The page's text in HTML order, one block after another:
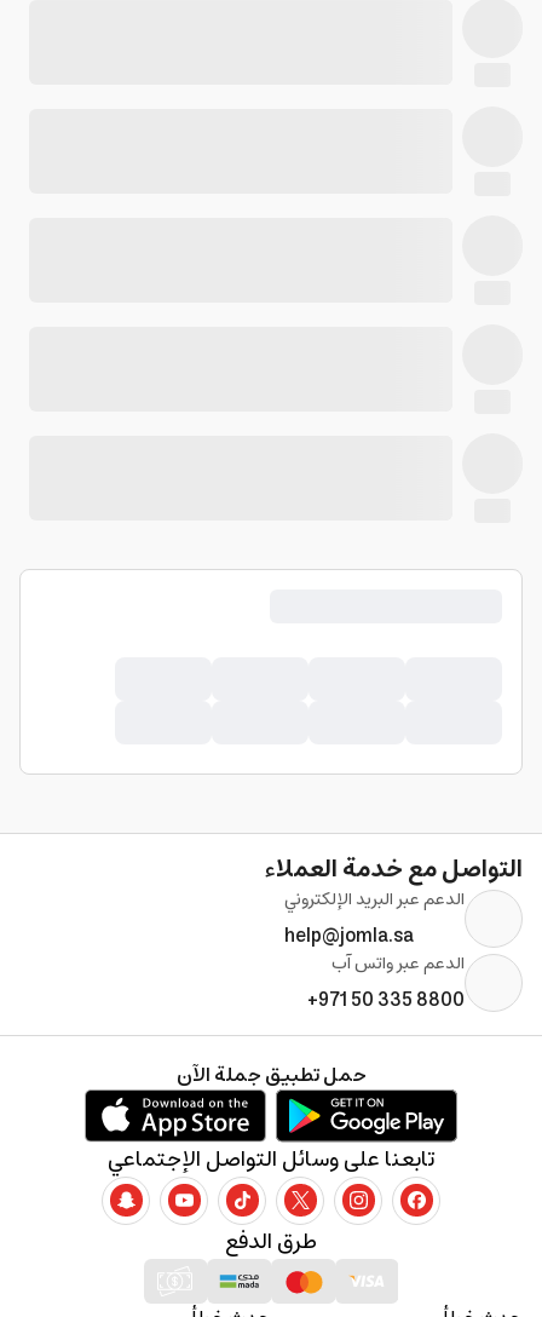
التواصل مع خدمة العملاء
الدعم عبر البريد الإلكتروني
help@jomla.sa
الدعم عبر واتس آب
+971 50 335 8800
طرق الدفع
تابعنا على وسائل التواصل الإجتماعي
حمل تطبيق جملة الآن